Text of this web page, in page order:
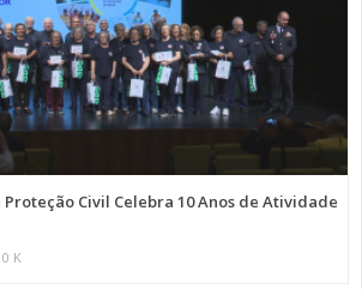
Civil Celebra 10 Anos de Atividade
0 K